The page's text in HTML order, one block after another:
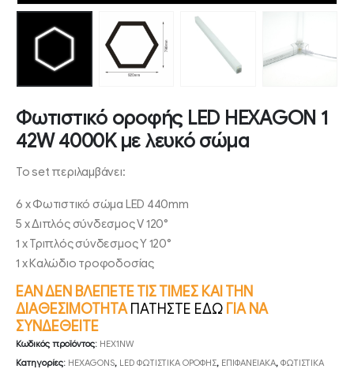
Φωτιστικό οροφής LED HEXAGON 1
42W 4000K με λευκό σώμα
Το set περιλαμβάνει:
6 x Φωτιστικό σώμα LED 440mm
5 x Διπλός σύνδεσμος V 120°
1 x Τριπλός σύνδεσμος Y 120°
1 x Καλώδιο τροφοδοσίας
ΕΑΝ ΔΕΝ ΒΛΕΠΕΤΕ ΤΙΣ ΤΙΜΕΣ ΚΑΙ ΤΗΝ
ΔΙΑΘΕΣΙΜΟΤΗΤΑΠΑΤΗΣΤΕ ΕΔΩ ΓΙΑ ΝΑ
ΣΥΝΔΕΘΕΙΤΕ
Κωδικός προϊόντος: HEX1NW
Κατηγορίες: HEXAGONS, LED ΦΩΤΙΣΤΙΚΑ ΟΡΟΦΗΣ, ΕΠΙΦΑΝΕΙΑΚΑ, ΦΩΤΙΣΤΙΚΑ